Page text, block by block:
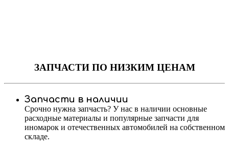
ЗАПЧАСТИПО НИЗКИМ ЦЕНАМ
Запчасти в наличии
Срочно нужна запчасть? У нас в наличии основные
расходные материалы и популярные запчасти для
иномарок и отечественных автомобилей на собственном
складе.